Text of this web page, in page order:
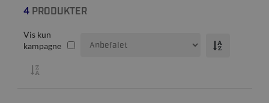
4PRODUKTER
Vis kun
kampagne